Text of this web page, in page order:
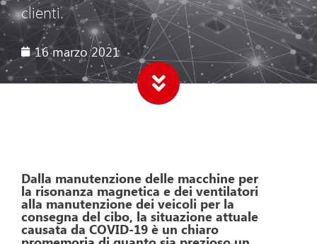
clienti.
16 marzo 2021
Dalla manutenzione delle macchine per
la risonanza magnetica e dei ventilatori
alla manutenzione dei veicoli per la
consegna del cibo, la situazione attuale
causata da COVID-19 è un chiaro